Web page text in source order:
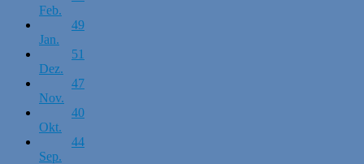
Feb.
49
Jan.
51
Dez.
47
Nov.
40
Okt.
44
Sep.